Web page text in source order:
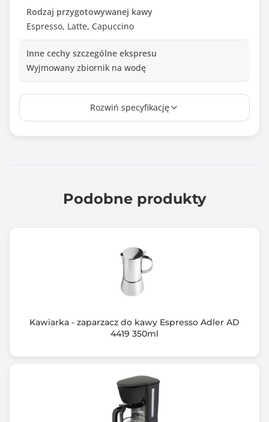
Rodzaj przygotowywanej kawy
Espresso, Latte, Capuccino
Inne cechy szczególne ekspresu
Wyjmowany zbiornik na wodę
Długość kabla (m)
Kolor
265 x 97 x 255
Wyposażenie dodatkowe
5 wkładów na kawę kapsułkową ; Zbiornik
Multi-Ekspres ciśnieniowy wielo – kapsułkowy
Ekspres odpowiedni do 9 typów kapsułek dostępnych
W zestawie 5 wymiennych adapterów kapsułek
Nespresso®* , Dolce Gusto®* , Lavazza Blue®*
Lavazza Modo Mio®* , Caffitali®* , Tchibo
Rozwiń specyfikację
Podobne produkty
Kawiarka - zaparzacz do kawy Espresso Adler AD
4419 350ml